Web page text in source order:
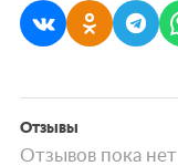
Отзывы
Отзывов пока нет